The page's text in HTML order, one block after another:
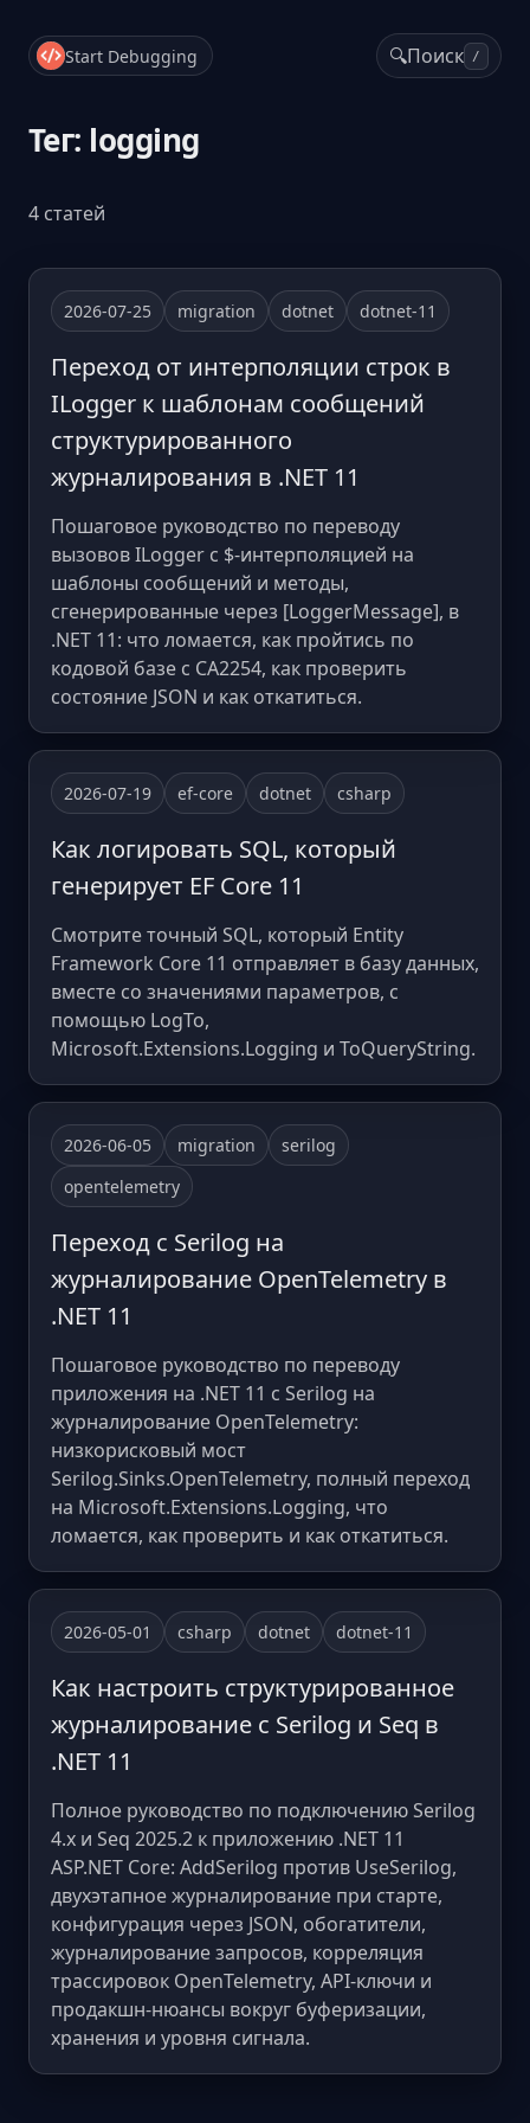
Start Debugging 🔍Поиск /
Тег: logging
4 статей
2026-07-25 migration dotnet dotnet-11
Переход от интерполяции строк в
ILogger к шаблонам сообщений
структурированного
журналирования в .NET 11
Пошаговое руководство по переводу
вызовов ILogger с $-интерполяцией на
шаблоны сообщений и методы,
сгенерированные через [LoggerMessage], в
.NET 11: что ломается, как пройтись по
кодовой базе с CA2254, как проверить
состояние JSON и как откатиться.
2026-07-19 ef-core dotnet csharp
Как логировать SQL, который
генерирует EF Core 11
Смотрите точный SQL, который Entity
Framework Core 11 отправляет в базу данных,
вместе со значениями параметров, с
помощью LogTo,
Microsoft.Extensions.Logging и ToQueryString.
2026-06-05 migration
serilog
opentelemetry
Переход с Serilog на
журналирование OpenTelemetry в
.NET 11
Пошаговое руководство по переводу
приложения на .NET 11 с Serilog на
журналирование OpenTelemetry:
низкорисковый мост
Serilog.Sinks.OpenTelemetry, полный переход
на Microsoft.Extensions.Logging, что
ломается, как проверить и как откатиться.
2026-05-01 csharp dotnet dotnet-11
Как настроить структурированное
журналирование с Serilog и Seq в
.NET 11
Полное руководство по подключению Serilog
4.x и Seq 2025.2 к приложению .NET 11
ASP.NET Core: AddSerilog против UseSerilog,
двухэтапное журналирование при старте,
конфигурация через JSON, обогатители,
журналирование запросов, корреляция
трассировок OpenTelemetry, API-ключи и
продакшн-нюансы вокруг буферизации,
хранения и уровня сигнала.